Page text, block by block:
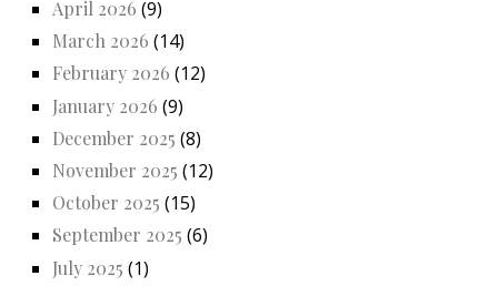
April 2026 (9)
March 2026 (14)
February 2026 (12)
January 2026 (9)
December 2025 (8)
November 2025 (12)
October 2025 (15)
September 2025 (6)
July 2025 (1)